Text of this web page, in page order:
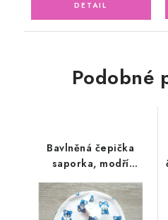
Podobné
Bavlněná čepička
saporka, modří
medvídci